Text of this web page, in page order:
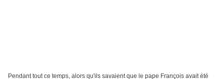
Pendant tout ce temps, alors qu'ils savaient que le pape François avait été